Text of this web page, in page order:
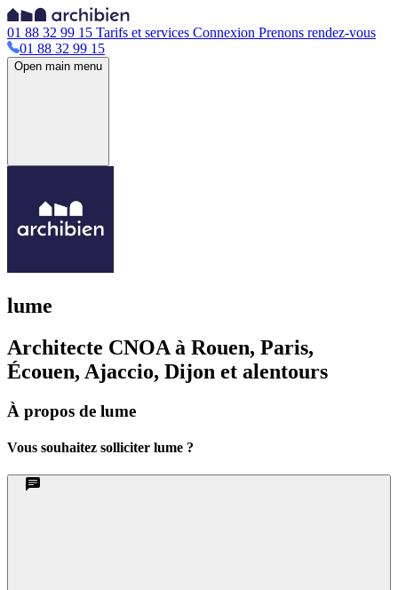
01 88 32 99 15 Tarifs et services Connexion Prenons rendez-vous
01 88 32 99 15
Open main menu
lume
Architecte CNOA à Rouen, Paris,
Écouen, Ajaccio, Dijon et alentours
À propos de lume
Vous souhaitez solliciter lume ?